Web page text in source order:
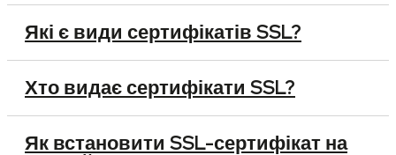
Які є види сертифікатів SSL?
Хто видає сертифікати SSL?
Як встановити SSL-сертифікат на